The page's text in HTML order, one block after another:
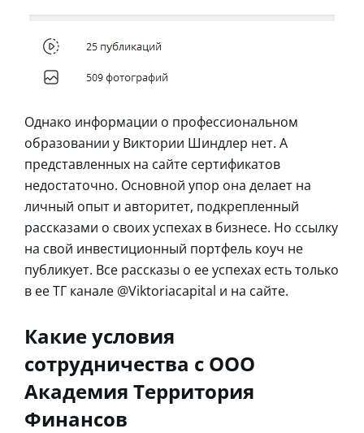
Однако информации о профессиональном
образовании у Виктории Шиндлер нет. А
представленных на сайте сертификатов
недостаточно. Основной упор она делает на
личный опыт и авторитет, подкрепленный
рассказами о своих успехах в бизнесе. Но ссылку
на свой инвестиционный портфель коуч не
публикует. Все рассказы о ее успехах есть только
в ее ТГ канале @Viktoriacapital и на сайте.
Какие условия
сотрудничества с ООО
Академия Территория
Финансов